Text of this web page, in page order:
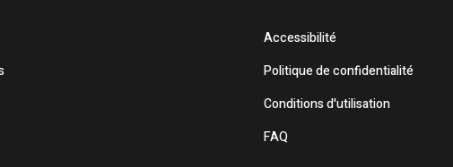
Accessibilité
Politique de confidentialité
Conditions d'utilisation
FAQ